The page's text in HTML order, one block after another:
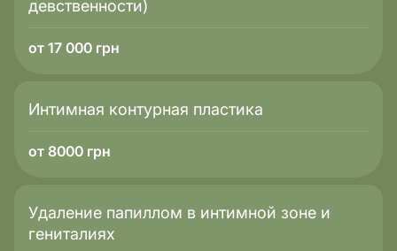
девственности)
от 17 000 грн
Интимная контурная пластика
от 8000 грн
Удаление папиллом в интимной зоне и
гениталиях